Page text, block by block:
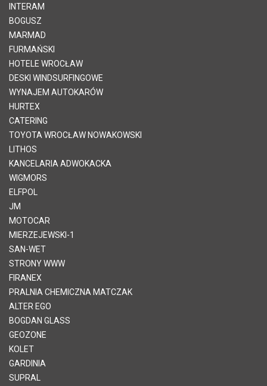
INTERAM
BOGUSZ
MARMAD
FURMAŃSKI
HOTELE WROCŁAW
DESKI WINDSURFINGOWE
WYNAJEM AUTOKARÓW
HURTEX
CATERING
TOYOTA WROCŁAW NOWAKOWSKI
LITHOS
KANCELARIA ADWOKACKA
WIGMORS
ELFPOL
JM
MOTOCAR
MIERZEJEWSKI-1
SAN-WET
STRONY WWW
FIRANEX
PRALNIA CHEMICZNA MATCZAK
ALTER EGO
BOGDAN GLASS
GEOZONE
KOLET
GARDINIA
SUPRAL